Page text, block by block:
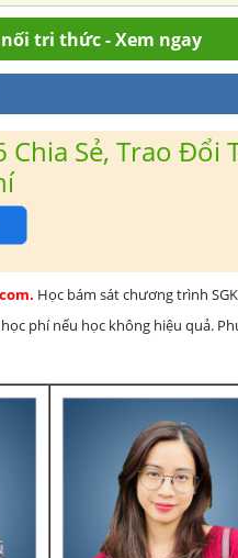
nối tri thức - Xem ngay
Sẻ, Trao Đổi
Học bám sát chương trình
phí nếu học không hiệu quả.